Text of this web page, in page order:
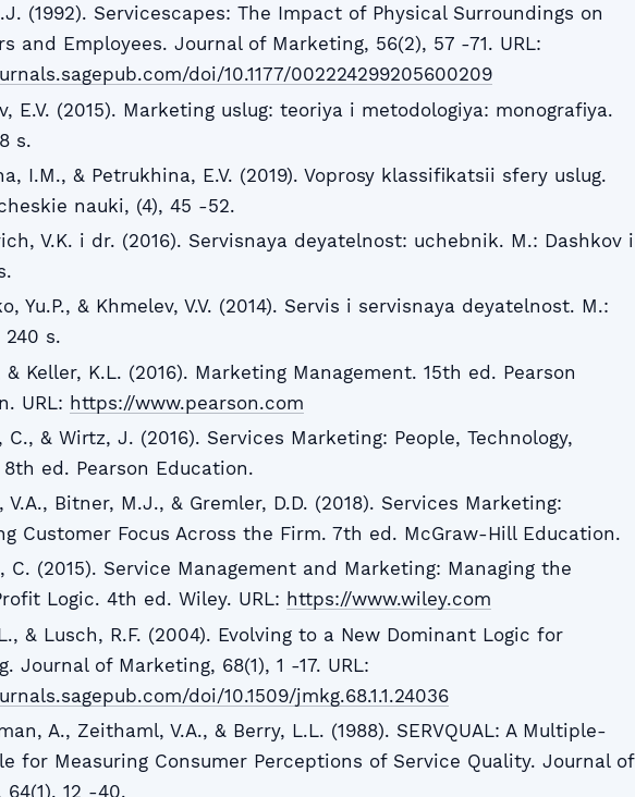
(1992). Servicescapes: The Impact of Physical Surroundings on
and Employees. Journal of Marketing, 56(2), 57 -71. URL:
doi/10.1177/002224299205600209
E.V. (2015). Marketing uslug: teoriya i metodologiya: monografiya.
s.
I.M., & Petrukhina, E.V. (2019). Voprosy klassifikatsii sfery uslug.
nauki, (4), 45 -52.
V.K. i dr. (2016). Servisnaya deyatelnost: uchebnik. M.: Dashkov i
Yu.P., & Khmelev, V.V. (2014). Servis i servisnaya deyatelnost. M.:
s.
& Keller, K.L. (2016). Marketing Management. 15th ed. Pearson
URL: https://www.pearson.com
C., & Wirtz, J. (2016). Services Marketing: People, Technology,
8th ed. Pearson Education.
V.A., Bitner, M.J., & Gremler, D.D. (2018). Services Marketing:
Customer Focus Across the Firm. 7th ed. McGraw-Hill Education.
C. (2015). Service Management and Marketing: Managing the
Logic. 4th ed. Wiley. URL: https://www.wiley.com
& Lusch, R.F. (2004). Evolving to a New Dominant Logic for
Journal of Marketing, 68(1), 1 -17. URL:
doi/10.1509/jmkg.68.1.1.24036
A., Zeithaml, V.A., & Berry, L.L. (1988). SERVQUAL: A Multiple-
for Measuring Consumer Perceptions of Service Quality. Journal of
64(1), 12 -40.